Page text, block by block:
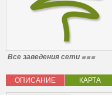
Все заведения сети
ОПИСАНИЕ КАРТА